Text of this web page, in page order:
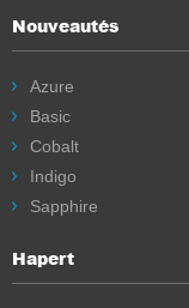
Nouveautés
Azure
Basic
Cobalt
Indigo
Sapphire
Hapert